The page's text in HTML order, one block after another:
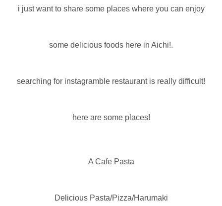
i just want to share some places where you can enjoy
some delicious foods here in Aichi!.
searching for instagramble restaurant is really difficult!
here are some places!
A Cafe Pasta
Delicious Pasta/Pizza/Harumaki